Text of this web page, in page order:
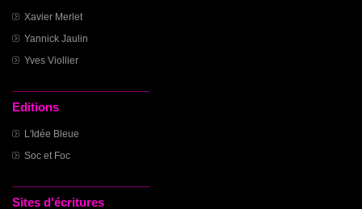
Xavier Merlet
Yannick Jaulin
Yves Viollier
Editions
L'Idée Bleue
Soc et Foc
Sites d'écritures